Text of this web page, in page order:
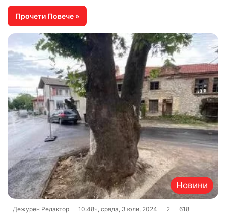
Прочети Повече »
Новини
Дежурен Редактор 10:48ч, сряда, 3 юли, 2024 2 618